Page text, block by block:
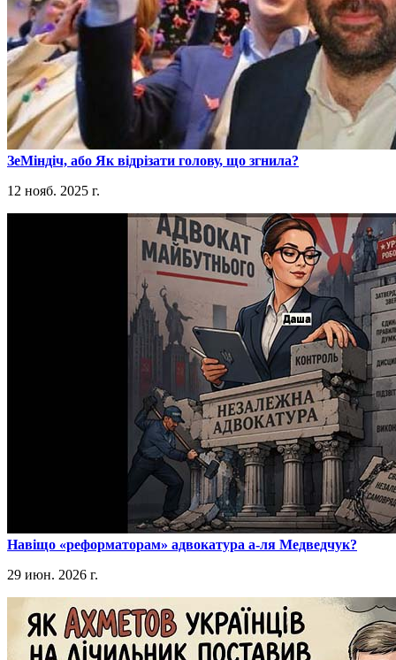
​ЗеМіндіч, або Як відрізати голову, що згнила?
12 нояб. 2025 г.
​Навіщо «реформаторам» адвокатура а-ля Медведчук?
29 июн. 2026 г.